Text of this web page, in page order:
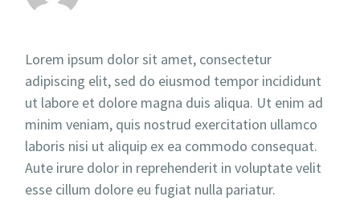
Lorem ipsum dolor sit amet, consectetur
adipiscing elit, sed do eiusmod tempor incididunt
ut labore et dolore magna duis aliqua. Ut enim ad
minim veniam, quis nostrud exercitation ullamco
laboris nisi ut aliquip ex ea commodo consequat.
Aute irure dolor in reprehenderit in voluptate velit
esse cillum dolore eu fugiat nulla pariatur.